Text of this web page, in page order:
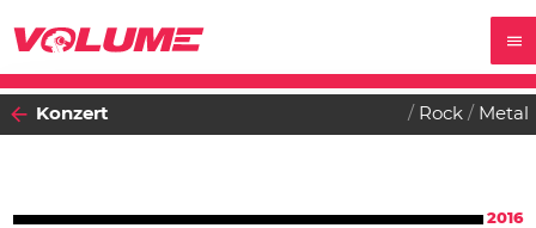
Konzert Rock Metal
2016